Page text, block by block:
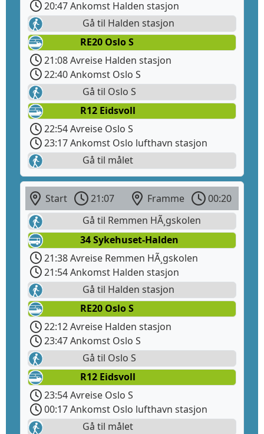
20:47 Ankomst Halden stasjon
Gå til Halden stasjon
RE20 Oslo S
21:08 Avreise Halden stasjon
22:40 Ankomst Oslo S
Gå til Oslo S
R12 Eidsvoll
22:54 Avreise Oslo S
23:17 Ankomst Oslo lufthavn stasjon
Gå til målet
Start 21:07 Framme
00:20
Gå til Remmen HÃ¸gskolen
34 Sykehuset-Halden
21:38 Avreise Remmen HÃ¸gskolen
21:54 Ankomst Halden stasjon
Gå til Halden stasjon
RE20 Oslo S
22:12 Avreise Halden stasjon
23:47 Ankomst Oslo S
Gå til Oslo S
R12 Eidsvoll
23:54 Avreise Oslo S
00:17 Ankomst Oslo lufthavn stasjon
Gå til målet